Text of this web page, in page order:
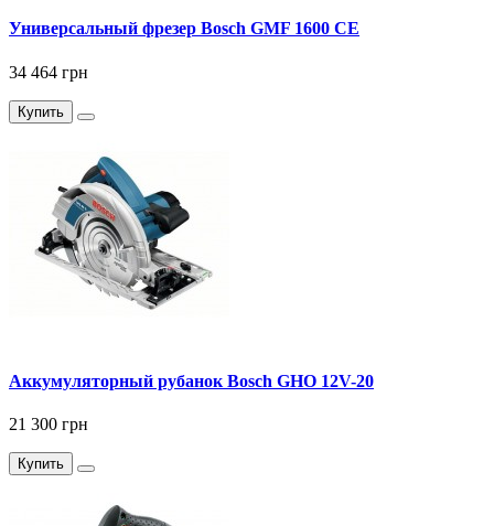
Универсальный фрезер Bosch GMF 1600 CE
34 464 грн
Купить
Аккумуляторный рубанок Bosch GHO 12V-20
21 300 грн
Купить